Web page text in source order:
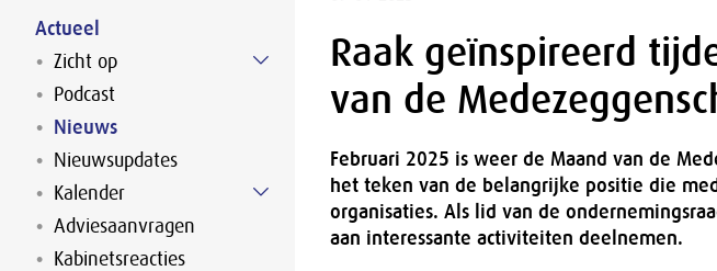
Actueel
Zicht op
Podcast
Nieuws
Nieuwsupdates
Kalender
Adviesaanvragen
Kabinetsreacties
Raak geïnspireerd
van de
Februari 2025 is weer de Maand van de
het teken van de belangrijke positie die
organisaties. Als lid van de
aan interessante activiteiten deelnemen.